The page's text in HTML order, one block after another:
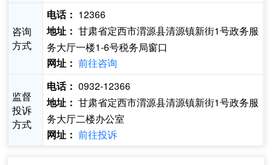
咨询
方式
电话： 12366
地址： 甘肃省定西市渭源县清源镇新街1号政务服
务大厅一楼1-6号税务局窗口
网址： 前往咨询
监督
投诉
方式
电话： 0932-12366
地址： 甘肃省定西市渭源县清源镇新街1号政务服
务大厅二楼办公室
网址： 前往投诉